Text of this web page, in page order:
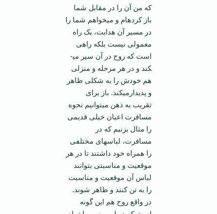
که من آن را در مقابل شما
باز کرده­ام و می­خواهم شما را
در مسیر آن هدایت، یک راه
معمولی نیست بلکه راهی
است که روح در آن سیر می­
کند و در هر مرحله و منزلی
هم خودش را به شکلی ظاهر
و پدیدارمی­کند. باز برای
تقریب به ذهن می­توانیم نحوه
مسافرت اعیان خیلی قدیمی
را مثال بزنیم که در
مسافرت، لباسهای مختلفی
را همراه خود داشتند تا در هر
موقعیت و مناسبتی بتوانند
لباس آن موقعیت و مناسبت
را به تن کنند و ظاهر شوند.
در واقع روح هم این گونه